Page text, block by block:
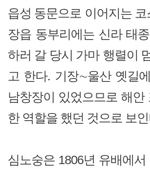
읍성 동문으로 이어지는
장읍 동부리에는 신라 태
하러 갈 당시 가마 행렬이
고 한다. 기장∼울산 옛길
남창장이 있었으므로 해
한 역할을 했던 것으로 보
심노숭은 1806년 유배에